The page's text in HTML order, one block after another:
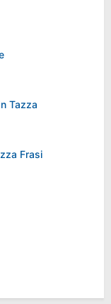
Tazza
Frasi